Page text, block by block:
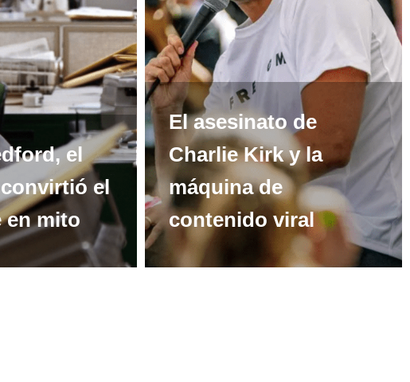
el
el
en mito
El asesinato de
Charlie Kirk y la
máquina de
contenido viral